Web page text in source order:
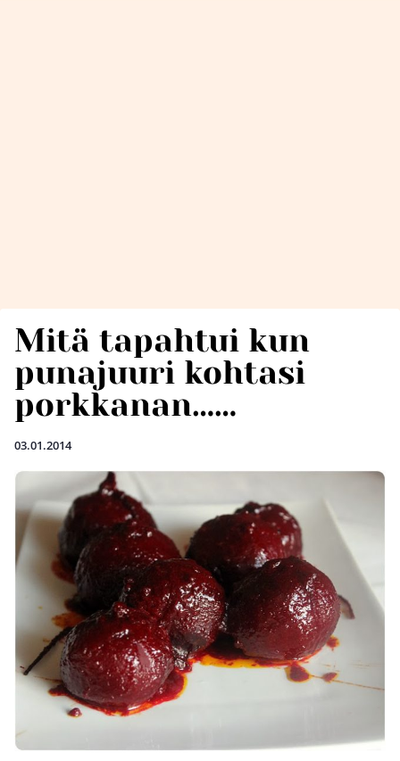
Mitä tapahtui kun
punajuuri kohtasi
porkkanan……
03.01.2014